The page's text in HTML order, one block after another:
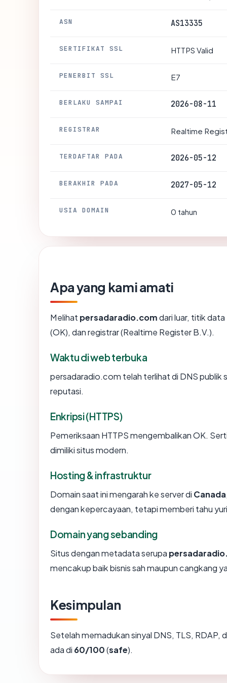
ASN AS13335
SERTIFIKAT SSL HTTPS Valid
PENERBIT SSL E7
BERLAKU SAMPAI 2026-08-11
REGISTRAR Realtime
TERDAFTAR PADA 2026-05-12
BERAKHIR PADA 2027-05-12
USIA DOMAIN 0 tahun
Apa yang kami amati
Melihat persadaradio.comdari luar, titik
(OK), dan registrar (Realtime Register B.V.).
Waktu di web terbuka
persadaradio.com telah terlihat di DNS publik
reputasi.
Enkripsi (HTTPS)
Pemeriksaan HTTPS mengembalikan OK.
dimiliki situs modern.
Hosting & infrastruktur
Domain saat ini mengarah ke server di Canada
dengan kepercayaan, tetapi memberi tahu
Domain yang sebanding
Situs dengan metadata serupa
mencakup baik bisnis sah maupun cangkang
Kesimpulan
Setelah memadukan sinyal DNS, TLS,
ada di 60/100(safe).